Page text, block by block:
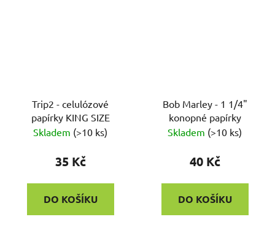
Trip2 - celulózové
papírky KING SIZE
Skladem (>10 ks)
35 Kč
DO KOŠÍKU
Bob Marley - 1 1/4"
konopné papírky
Skladem (>10 ks)
40 Kč
DO KOŠÍKU